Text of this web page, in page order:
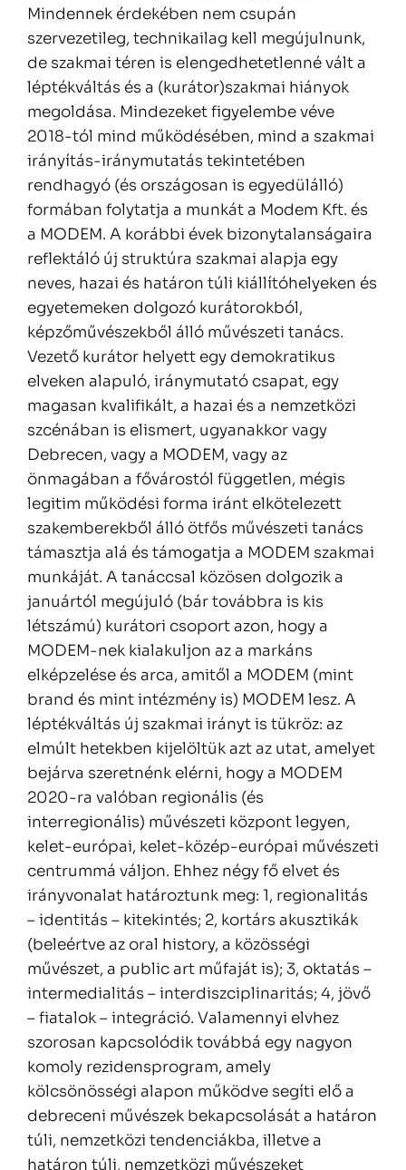
Mindennek érdekében nem csupán
szervezetileg, technikailag kell megújulnunk,
de szakmai téren is elengedhetetlenné vált a
léptékváltás és a (kurátor)szakmai hiányok
megoldása. Mindezeket figyelembe véve
2018-tól mind működésében, mind a szakmai
irányítás-iránymutatás tekintetében
rendhagyó (és országosan is egyedülálló)
formában folytatja a munkát a Modem Kft. és
a MODEM. A korábbi évek bizonytalanságaira
reflektáló új struktúra szakmai alapja egy
neves, hazai és határon túli kiállítóhelyeken és
egyetemeken dolgozó kurátorokból,
képzőművészekből álló művészeti tanács.
Vezető kurátor helyett egy demokratikus
elveken alapuló, iránymutató csapat, egy
magasan kvalifikált, a hazai és a nemzetközi
szcénában is elismert, ugyanakkor vagy
Debrecen, vagy a MODEM, vagy az
önmagában a fővárostól független, mégis
legitim működési forma iránt elkötelezett
szakemberekből álló ötfős művészeti tanács
támasztja alá és támogatja a MODEM szakmai
munkáját. A tanáccsal közösen dolgozik a
januártól megújuló (bár továbbra is kis
létszámú) kurátori csoport azon, hogy a
MODEM-nek kialakuljon az a markáns
elképzelése és arca, amitől a MODEM (mint
brand és mint intézmény is) MODEM lesz. A
léptékváltás új szakmai irányt is tükröz: az
elmúlt hetekben kijelöltük azt az utat, amelyet
bejárva szeretnénk elérni, hogy a MODEM
2020-ra valóban regionális (és
interregionális) művészeti központ legyen,
kelet-európai, kelet-közép-európai művészeti
centrummá váljon. Ehhez négy fő elvet és
irányvonalat határoztunk meg: 1, regionalitás
– identitás – kitekintés; 2, kortárs akusztikák
(beleértve az oral history, a közösségi
művészet, a public art műfaját is); 3, oktatás –
intermedialitás – interdiszciplinaritás; 4, jövő
– fiatalok – integráció. Valamennyi elvhez
szorosan kapcsolódik továbbá egy nagyon
komoly rezidensprogram, amely
kölcsönösségi alapon működve segíti elő a
debreceni művészek bekapcsolását a határon
túli, nemzetközi tendenciákba, illetve a
határon túli, nemzetközi művészeket